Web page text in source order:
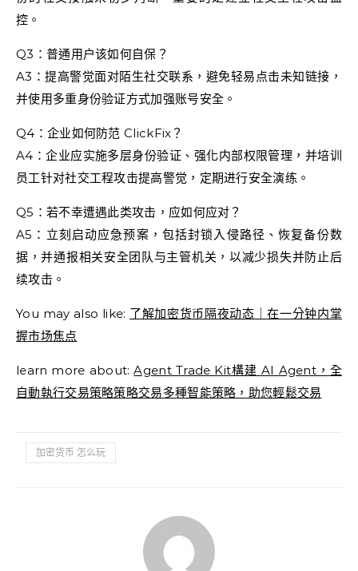
控。
Q3：普通用户该如何自保？
A3：提高警觉面对陌生社交联系，避免轻易点击未知链接，
并使用多重身份验证方式加强账号安全。
Q4：企业如何防范 ClickFix？
A4：企业应实施多层身份验证、强化内部权限管理，并培训
员工针对社交工程攻击提高警觉，定期进行安全演练。
Q5：若不幸遭遇此类攻击，应如何应对？
A5：立刻启动应急预案，包括封锁入侵路径、恢复备份数
据，并通报相关安全团队与主管机关，以减少损失并防止后
续攻击。
You may also like: 了解加密货币隔夜动态｜在一分钟内掌
握市场焦点
learn more about:Agent Trade Kit構建 AI Agent，全
自動執行交易策略策略交易多種智能策略，助您輕鬆交易
加密货币 怎么玩